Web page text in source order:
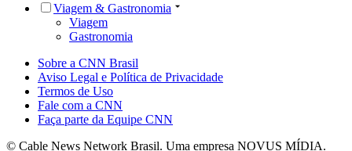
Viagem & Gastronomia
Viagem
Gastronomia
Sobre a CNN Brasil
Aviso Legal e Política de Privacidade
Termos de Uso
Fale com a CNN
Faça parte da Equipe CNN
© Cable News Network Brasil. Uma empresa NOVUS MÍDIA.